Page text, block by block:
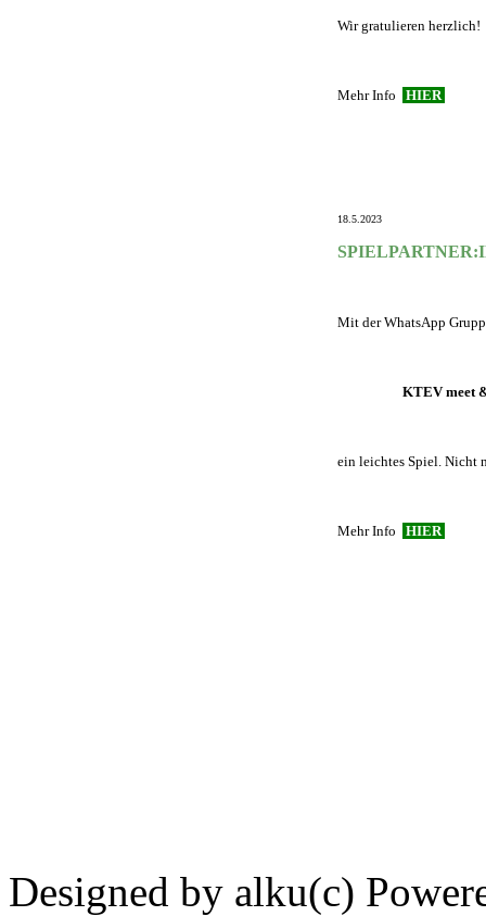
Wir gratulieren herzlich!
Mehr Info HIER
18.5.2023
Mit der WhatsApp
KTEV meet
ein leichtes Spiel. Nicht
Mehr Info HIER
Designed by alku(c)